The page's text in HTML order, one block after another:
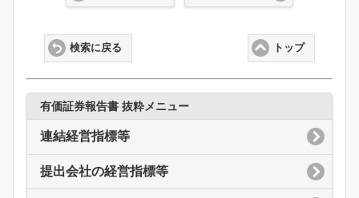
トップ
検索に戻る
有価証券報告書 抜粋メニュー
連結経営指標等
提出会社の経営指標等